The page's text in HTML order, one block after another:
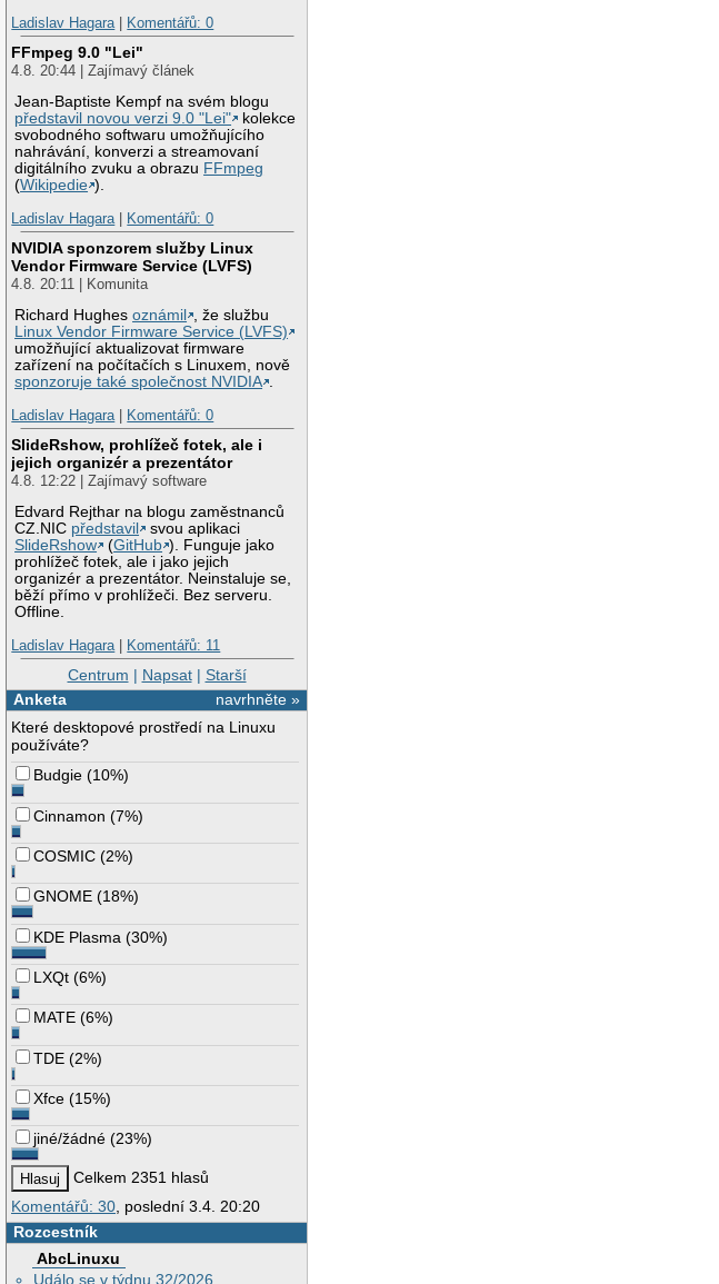
Ladislav Hagara| Komentářů: 0
FFmpeg 9.0 "Lei"
4.8. 20:44 | Zajímavý článek
Jean-Baptiste Kempf na svém blogu
představil novou verzi 9.0 "Lei"
kolekce
svobodného softwaru umožňujícího
nahrávání, konverzi a streamovaní
digitálního zvuku a obrazu FFmpeg
(Wikipedie ).
Ladislav Hagara| Komentářů: 0
NVIDIA sponzorem služby Linux
Vendor Firmware Service (LVFS)
4.8. 20:11 | Komunita
Richard Hughesoznámil
, že službu
Linux Vendor Firmware Service (LVFS)
umožňující aktualizovat firmware
zařízení na počítačích s Linuxem, nově
sponzoruje také společnost NVIDIA .
Ladislav Hagara| Komentářů: 0
SlideRshow, prohlížeč fotek, ale i
jejich organizér a prezentátor
4.8. 12:22 | Zajímavý software
Edvard Rejthar na blogu zaměstnanců
CZ.NIC představil
svou aplikaci
SlideRshow
(GitHub ). Funguje jako
prohlížeč fotek, ale i jako jejich
organizér a prezentátor. Neinstaluje se,
běží přímo v prohlížeči. Bez serveru.
Offline.
Ladislav Hagara| Komentářů: 11
Centrum | Napsat| Starší
navrhněte »
Anketa
Které desktopové prostředí na Linuxu
používáte?
Budgie (10%)
Cinnamon (7%)
COSMIC (2%)
GNOME (18%)
KDE Plasma (30%)
LXQt (6%)
MATE (6%)
TDE (2%)
Xfce (15%)
jiné/žádné (23%)
Celkem 2351 hlasů
Komentářů: 30 , poslední 3.4. 20:20
Rozcestník
AbcLinuxu
Událo se v týdnu 32/2026